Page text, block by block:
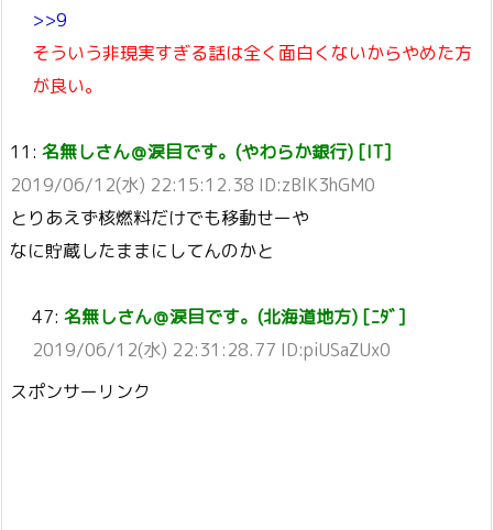
>>9
そういう非現実すぎる話は全く面白くないからやめた方
が良い。
11: 名無しさん＠涙目です。(やわらか銀行) [IT]
2019/06/12(水) 22:15:12.38 ID:zBlK3hGM0
とりあえず核燃料だけでも移動せーや
なに貯蔵したままにしてんのかと
47: 名無しさん＠涙目です。(北海道地方) [ﾆﾀﾞ]
2019/06/12(水) 22:31:28.77 ID:piUSaZUx0
スポンサーリンク